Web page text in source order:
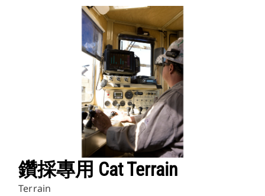
鑽採專用 Cat Terrain
Terrain